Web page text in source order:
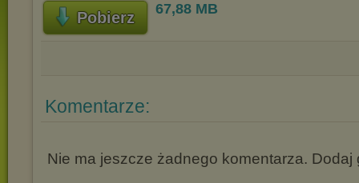
Pobierz 67,88 MB
Komentarze:
Nie ma jeszcze żadnego komentarza. Dodaj